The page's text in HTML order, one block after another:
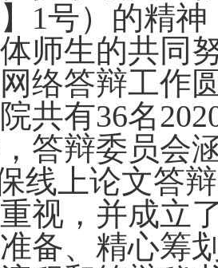
】1号）的精
师生的共同
络答辩工作
共有36名
答辩委员会
线上论文答
视，并成立
备、精心筹